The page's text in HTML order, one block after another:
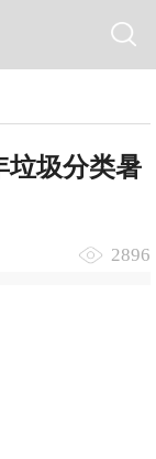
垃圾分类暑
2896